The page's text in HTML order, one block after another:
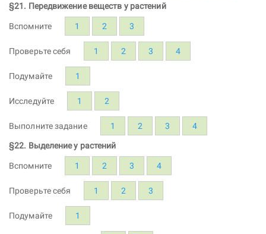
§21. Передвижение веществ у растений
Вспомните 1 2 3
Проверьте себя 1 2 3 4
Подумайте 1
Исследуйте 1 2
Выполните задание 1 2 3 4
§22. Выделение у растений
Вспомните 1 2 3 4
Проверьте себя 1 2 3
Подумайте 1